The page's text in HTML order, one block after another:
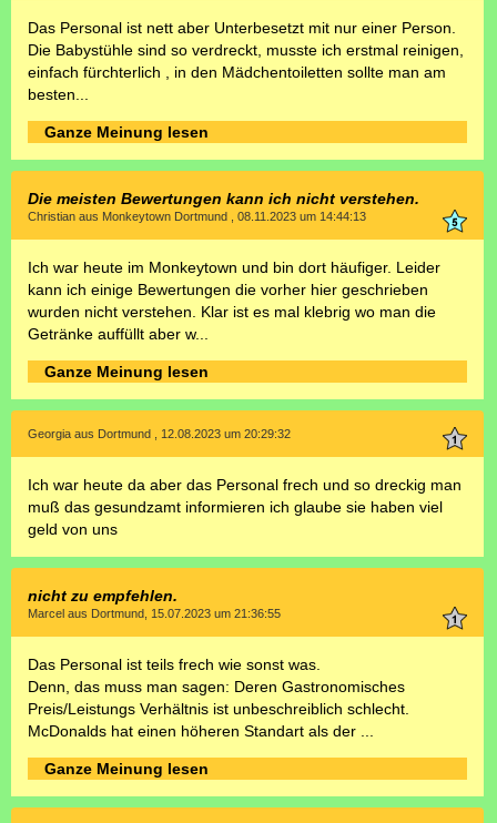
Das Personal ist nett aber Unterbesetzt mit nur einer Person.
Die Babystühle sind so verdreckt, musste ich erstmal reinigen,
einfach fürchterlich , in den Mädchentoiletten sollte man am
besten...
Ganze Meinung lesen
Die meisten Bewertungen kann ich nicht verstehen.
Christian aus Monkeytown Dortmund , 08.11.2023 um 14:44:13
Ich war heute im Monkeytown und bin dort häufiger. Leider
kann ich einige Bewertungen die vorher hier geschrieben
wurden nicht verstehen. Klar ist es mal klebrig wo man die
Getränke auffüllt aber w...
Ganze Meinung lesen
Georgia aus Dortmund , 12.08.2023 um 20:29:32
Ich war heute da aber das Personal frech und so dreckig man
muß das gesundzamt informieren ich glaube sie haben viel
geld von uns
nicht zu empfehlen.
Marcel aus Dortmund, 15.07.2023 um 21:36:55
Das Personal ist teils frech wie sonst was.
Denn, das muss man sagen: Deren Gastronomisches
Preis/Leistungs Verhältnis ist unbeschreiblich schlecht.
McDonalds hat einen höheren Standart als der ...
Ganze Meinung lesen